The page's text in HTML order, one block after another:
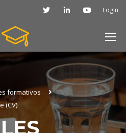
Login
formativos
(CV)